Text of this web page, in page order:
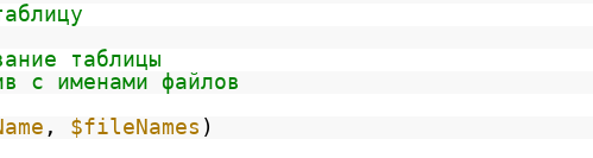
таблицы
с именами файлов
, $fileNames )